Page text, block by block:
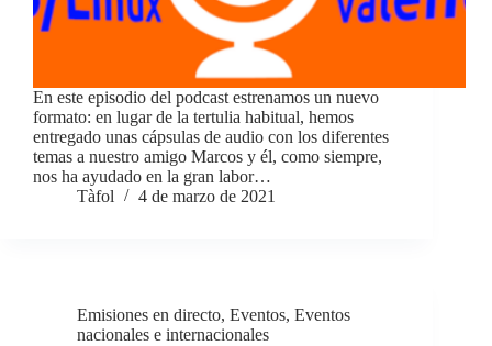
En este episodio del podcast estrenamos un nuevo
formato: en lugar de la tertulia habitual, hemos
entregado unas cápsulas de audio con los diferentes
temas a nuestro amigo Marcos y él, como siempre,
nos ha ayudado en la gran labor…
Tàfol
4 de marzo de 2021
Emisiones en directo, Eventos, Eventos
nacionales e internacionales